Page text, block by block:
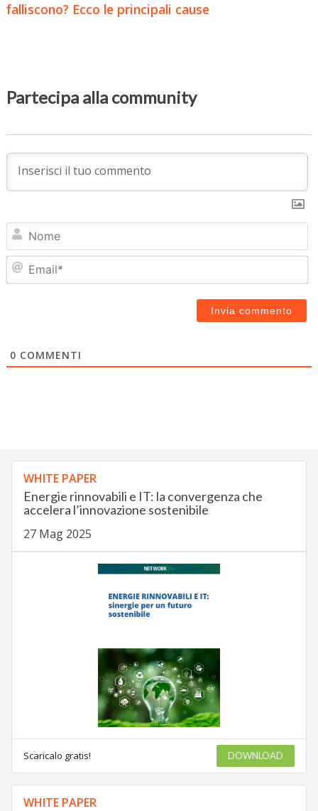
falliscono? Ecco le principali cause
Partecipa alla community
0 COMMENTI
WHITE PAPER
Energie rinnovabili e IT: la convergenza che
accelera l’innovazione sostenibile
27 Mag 2025
Scaricalo gratis! DOWNLOAD
WHITE PAPER